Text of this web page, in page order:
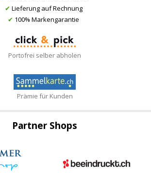
✔ Lieferung auf Rechnung
✔ 100% Markengarantie
Portofrei selber abholen
Prämie für Kunden
Partner Shops